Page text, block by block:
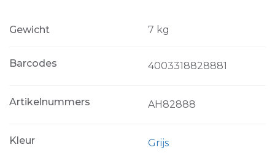
Gewicht 7 kg
Barcodes 4003318828881
Artikelnummers AH82888
Kleur Grijs